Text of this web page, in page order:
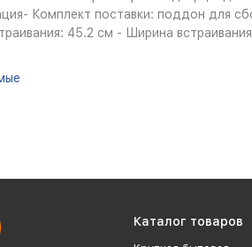
Комплект поставки: поддон для
45.2 см - Ширина
Каталог товаров